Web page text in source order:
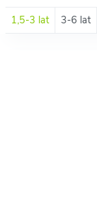
1,5-3 lat 3-6 lat